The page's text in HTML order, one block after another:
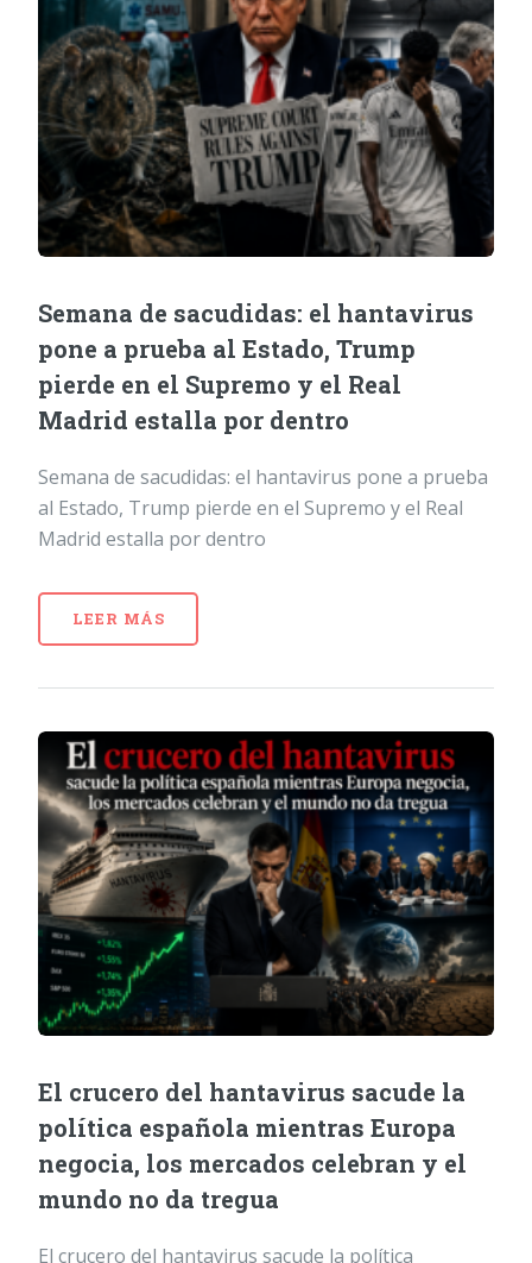
Semana de sacudidas: el hantavirus
pone a prueba al Estado, Trump
pierde en el Supremo y el Real
Madrid estalla por dentro
Semana de sacudidas: el hantavirus pone a prueba
al Estado, Trump pierde en el Supremo y el Real
Madrid estalla por dentro
LEER MÁS
El crucero del hantavirus sacude la
política española mientras Europa
negocia, los mercados celebran y el
mundo no da tregua
El crucero del hantavirus sacude la política